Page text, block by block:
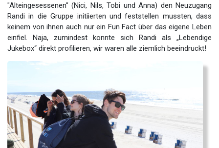
"Alteingesessenen" (Nici, Nils, Tobi und Anna) den Neuzugang
Randi in die Gruppe initiierten und feststellen mussten, dass
keinem von ihnen auch nur ein Fun Fact über das eigene Leben
einfiel. Naja, zumindest konnte sich Randi als „Lebendige
Jukebox“ direkt profilieren, wir waren alle ziemlich beeindruckt!